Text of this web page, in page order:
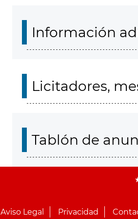
Información
Licitadores,
Tablón de
Aviso Legal Privacidad